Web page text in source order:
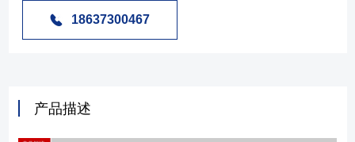
设备。常用规格有5米、8米、10米、12米、15米、18米、20米等规格。
10米、15米、30米等规格，其中15米以下多采用槽钢骨架结构，15米以
18637300467
产品描述